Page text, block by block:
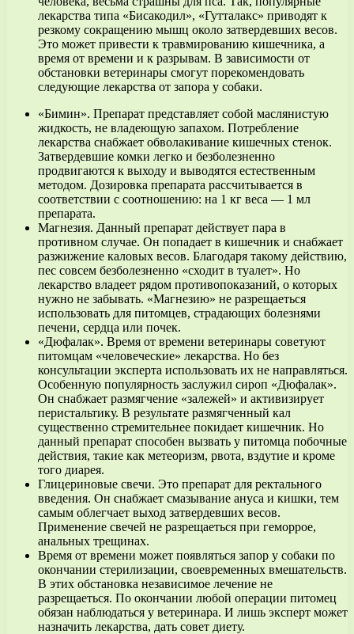
лекарства типа «Бисакодил», «Гутталакс» приводят к
резкому сокращению мышц около затвердевших весов.
Это может привести к травмированию кишечника, а
время от времени и к разрывам. В зависимости от
обстановки ветеринары смогут порекомендовать
следующие лекарства от запора у собаки.
«Бимин». Препарат представляет собой маслянистую
жидкость, не владеющую запахом. Потребление
лекарства снабжает обволакивание кишечных стенок.
Затвердевшие комки легко и безболезненно
продвигаются к выходу и выводятся естественным
методом. Дозировка препарата рассчитывается в
соответствии с соотношению: на 1 кг веса — 1 мл
препарата.
Магнезия. Данный препарат действует пара в
противном случае. Он попадает в кишечник и снабжает
разжижение каловых весов. Благодаря такому действию,
пес совсем безболезненно «сходит в туалет». Но
лекарство владеет рядом противопоказаний, о которых
нужно не забывать. «Магнезию» не разрещаеться
использовать для питомцев, страдающих болезнями
печени, сердца или почек.
«Дюфалак». Время от времени ветеринары советуют
питомцам «человеческие» лекарства. Но без
консультации эксперта использовать их не направляться.
Особенную популярность заслужил сироп «Дюфалак».
Он снабжает размягчение «залежей» и активизирует
перистальтику. В результате размягченный кал
существенно стремительнее покидает кишечник. Но
данный препарат способен вызвать у питомца побочные
действия, такие как метеоризм, рвота, вздутие и кроме
того диарея.
Глицериновые свечи. Это препарат для ректального
введения. Он снабжает смазывание ануса и кишки, тем
самым облегчает выход затвердевших весов.
Применение свечей не разрещаеться при геморрое,
анальных трещинах.
Время от времени может появляться запор у собаки по
окончании стерилизации, своевременных вмешательств.
В этих обстановка независимое лечение не
разрещаеться. По окончании любой операции питомец
обязан наблюдаться у ветеринара. И лишь эксперт может
назначить лекарства, дать совет диету.